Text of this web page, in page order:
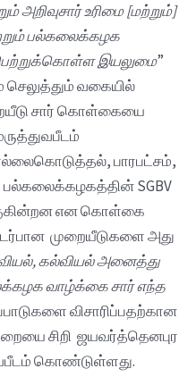
அறிவுசார் உரிமை [மற்றும்]
பல்கலைக்கழக
இயலுமை”
வகையில்
சார் கொள்கையை
பாரபட்சம்,
பல்கலைக்கழகத்தின் SGBV
என கொள்கை
முறையீடுகளை அது
கல்வியல் அனைத்து
வாழ்க்கை சார் எந்த
விசாரிப்பதற்கான
சிறி ஜயவர்த்தெனபுர
கொண்டுள்ளது.